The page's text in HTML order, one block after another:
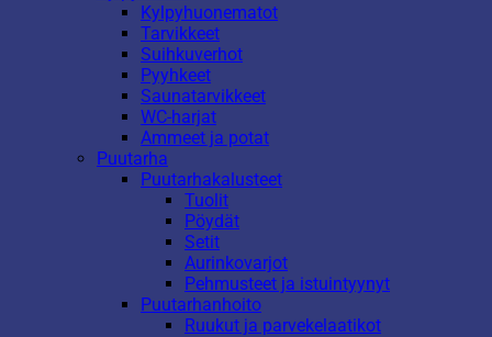
Kylpyhuonematot
Tarvikkeet
Suihkuverhot
Pyyhkeet
Saunatarvikkeet
WC-harjat
Ammeet ja potat
Puutarha
Puutarhakalusteet
Tuolit
Pöydät
Setit
Aurinkovarjot
Pehmusteet ja istuintyynyt
Puutarhanhoito
Ruukut ja parvekelaatikot